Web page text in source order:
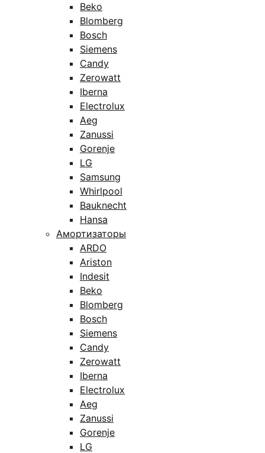
Beko
Blomberg
Bosch
Siemens
Candy
Zerowatt
Iberna
Electrolux
Aeg
Zanussi
Gorenje
LG
Samsung
Whirlpool
Bauknecht
Hansa
Амортизаторы
ARDO
Ariston
Indesit
Beko
Blomberg
Bosch
Siemens
Candy
Zerowatt
Iberna
Electrolux
Aeg
Zanussi
Gorenje
LG